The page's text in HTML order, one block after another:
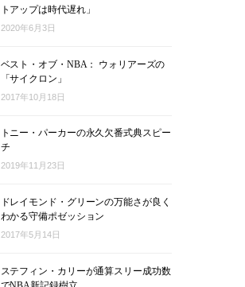
トアップは時代遅れ」
2020年6月3日
ベスト・オブ・NBA： ウォリアーズの
「サイクロン」
2017年10月18日
トニー・パーカーの永久欠番式典スピー
チ
2019年11月23日
ドレイモンド・グリーンの万能さが良く
わかる守備ポゼッション
2017年5月14日
ステフィン・カリーが通算スリー成功数